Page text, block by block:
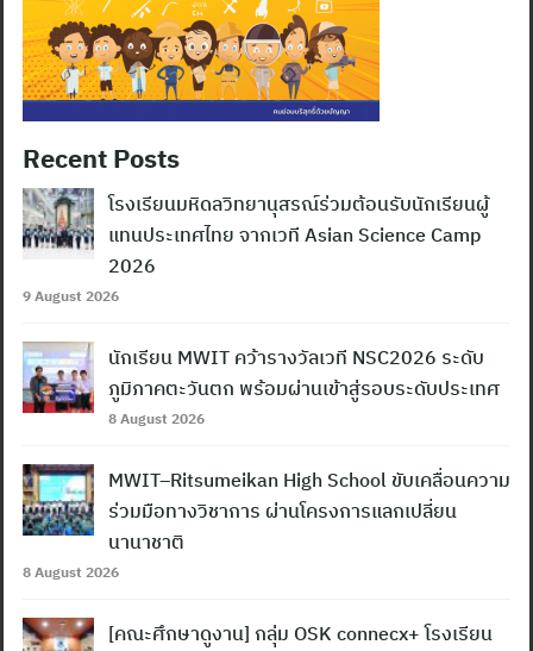
Recent Posts
โรงเรียนมหิดลวิทยานุสรณ์ร่วมต้อนรับนักเรียนผู้
แทนประเทศไทย จากเวที Asian Science Camp
2026
9 August 2026
นักเรียน MWIT คว้ารางวัลเวที NSC2026 ระดับ
ภูมิภาคตะวันตก พร้อมผ่านเข้าสู่รอบระดับประเทศ
8 August 2026
MWIT–Ritsumeikan High School ขับเคลื่อนความ
ร่วมมือทางวิชาการ ผ่านโครงการแลกเปลี่ยน
นานาชาติ
8 August 2026
[คณะศึกษาดูงาน] กลุ่ม OSK connecx+ โรงเรียน